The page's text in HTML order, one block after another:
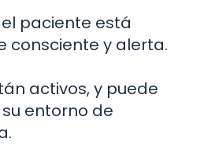
paciente está
consciente y alerta.
activos, y puede
entorno de